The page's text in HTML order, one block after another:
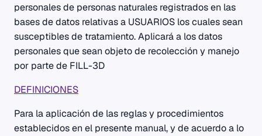
personales de personas naturales registrados en las
bases de datos relativas a USUARIOS los cuales sean
susceptibles de tratamiento. Aplicará a los datos
personales que sean objeto de recolección y manejo
por parte de FILL-3D
DEFINICIONES
Para la aplicación de las reglas y procedimientos
establecidos en el presente manual, y de acuerdo a lo